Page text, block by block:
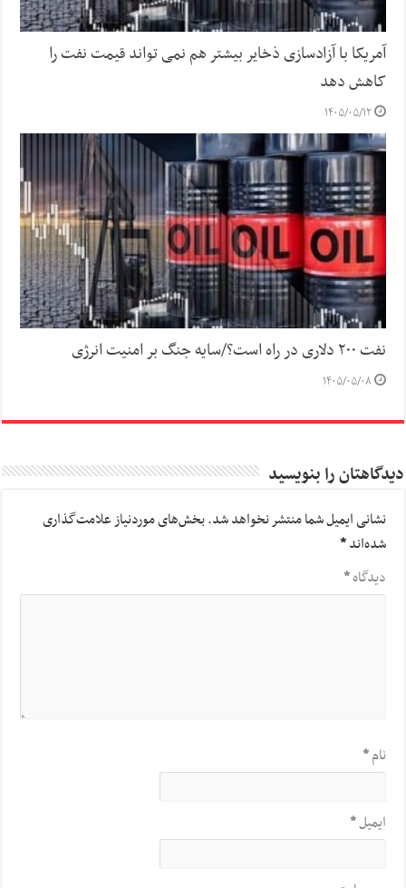
آمریکا با آزادسازی ذخایر بیشتر هم نمی تواند قیمت نفت را
کاهش دهد
۱۴۰۵/۰۵/۱۲
نفت ۲۰۰ دلاری در راه است؟/سایه جنگ بر امنیت انرژی
۱۴۰۵/۰۵/۰۸
دیدگاهتان را بنویسید
نشانی ایمیل شما منتشر نخواهد شد.بخش‌های موردنیاز علامت‌گذاری
شده‌اند*
دیدگاه*
نام*
ایمیل*